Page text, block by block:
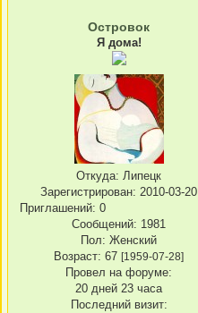
Островок
Я дома!
Откуда: Липецк
Зарегистрирован: 2010-03-20
Приглашений: 0
Сообщений: 1981
Пол: Женский
Возраст: 67 [1959-07-28]
Провел на форуме:
20 дней 23 часа
Последний визит: